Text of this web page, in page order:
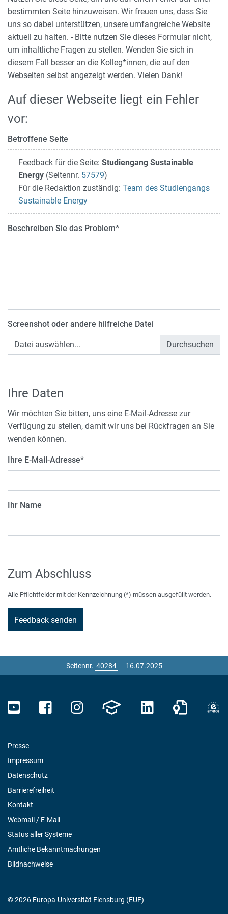
bestimmten Seite hinzuweisen. Wir freuen uns, dass Sie
uns so dabei unterstützen, unsere umfangreiche Website
aktuell zu halten. - Bitte nutzen Sie dieses Formular nicht,
um inhaltliche Fragen zu stellen. Wenden Sie sich in
diesem Fall besser an die Kolleg*innen, die auf den
Webseiten selbst angezeigt werden. Vielen Dank!
Auf dieser Webseite liegt ein Fehler
vor:
Betroffene Seite
Feedback für die Seite: Studiengang Sustainable
Energy (Seitennr. 57579)
Für die Redaktion zuständig: Team des Studiengangs
Sustainable Energy
Beschreiben Sie das Problem*
Screenshot oder andere hilfreiche Datei
Datei auswählen...
Ihre Daten
Wir möchten Sie bitten, uns eine E-Mail-Adresse zur
Verfügung zu stellen, damit wir uns bei Rückfragen an Sie
wenden können.
Ihre E-Mail-Adresse*
Ihr Name
Zum Abschluss
Alle Pflichtfelder mit der Kennzeichnung (*) müssen ausgefüllt werden.
Seitennr. 16.07.2025
Presse
Impressum
Datenschutz
Barrierefreiheit
Kontakt
Webmail / E-Mail
Status aller Systeme
Amtliche Bekanntmachungen
Bildnachweise
© 2026 Europa-Universität Flensburg (EUF)